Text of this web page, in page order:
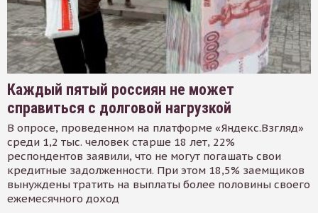
Каждый пятый россиян не может
справиться с долговой нагрузкой
В опросе, проведенном на платформе «Яндекс.Взгляд»
среди 1,2 тыс. человек старше 18 лет, 22%
респондентов заявили, что не могут погашать свои
кредитные задолженности. При этом 18,5% заемщиков
вынуждены тратить на выплаты более половины своего
ежемесячного доход